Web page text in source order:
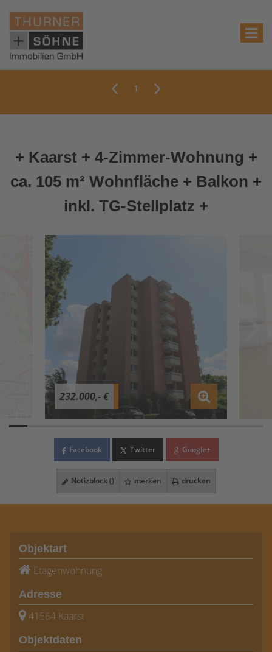
1
+ Kaarst + 4-Zimmer-Wohnung +
ca. 105 m² Wohnfläche + Balkon +
inkl. TG-Stellplatz +
232.000,- €
Facebook Twitter Google+
Notizblock () merken drucken
Objektart
Etagenwohnung
Adresse
41564 Kaarst
Objektdaten